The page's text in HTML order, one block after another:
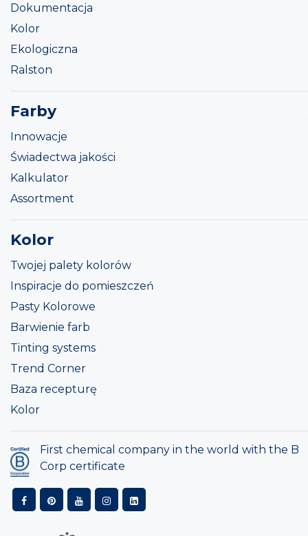
Dokumentacja
Kolor
Ekologiczna
Ralston
Farby
Innowacje
Świadectwa jakości
Kalkulator
Assortment
Kolor
Twojej palety kolorów
Inspiracje do pomieszczeń
Pasty Kolorowe
Barwienie farb
Tinting systems
Trend Corner
Baza recepturę
Kolor
First chemical company in the world with the B
Corp certificate